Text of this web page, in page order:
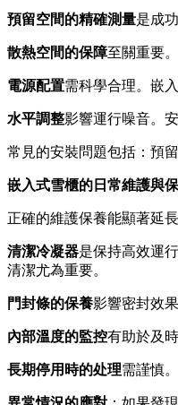
預留空間的精確測量是成
散熱空間的保障至關重要
電源配置需科學合理。嵌
水平調整影響運行噪音。
常見的安裝問題包括：預
嵌入式雪櫃的日常維護與
正確的維護保養能顯著延
清潔冷凝器是保持高效運
清潔尤為重要。
門封條的保養影響密封效
內部溫度的監控有助於及
長期停用時的处理需謹慎